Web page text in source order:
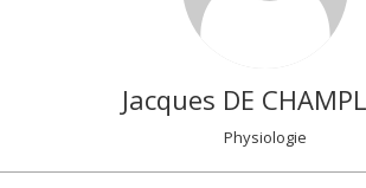
Jacques DE
Physiologie